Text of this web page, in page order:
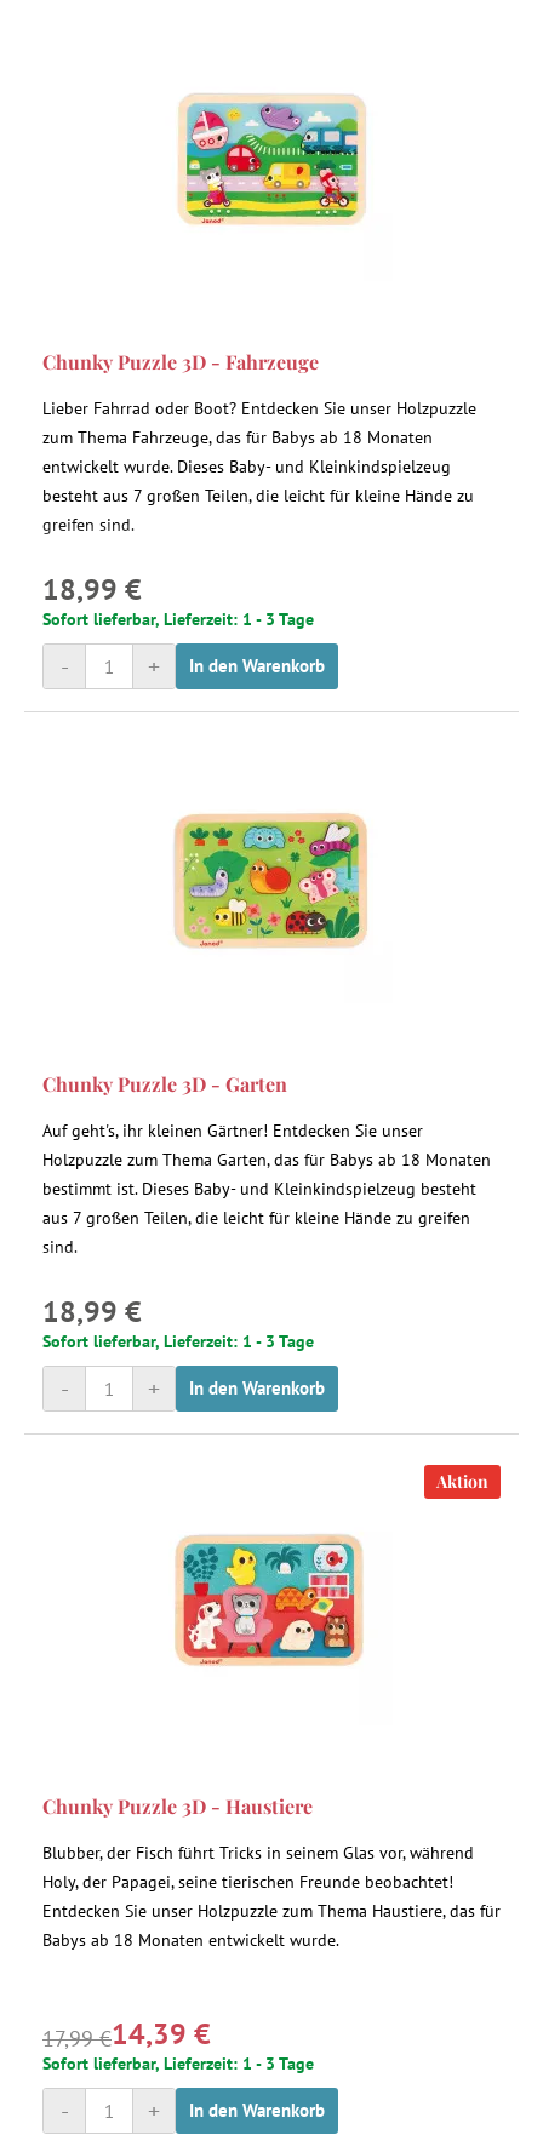
Chunky Puzzle 3D - Fahrzeuge
Lieber Fahrrad oder Boot? Entdecken Sie unser Holzpuzzle
zum Thema Fahrzeuge, das für Babys ab 18 Monaten
entwickelt wurde. Dieses Baby- und Kleinkindspielzeug
besteht aus 7 großen Teilen, die leicht für kleine Hände zu
greifen sind.
18,99 €
Sofort lieferbar, Lieferzeit: 1 - 3 Tage
+
- In den Warenkorb
Chunky Puzzle 3D - Garten
Auf geht's, ihr kleinen Gärtner! Entdecken Sie unser
Holzpuzzle zum Thema Garten, das für Babys ab 18 Monaten
bestimmt ist. Dieses Baby- und Kleinkindspielzeug besteht
aus 7 großen Teilen, die leicht für kleine Hände zu greifen
sind.
18,99 €
Sofort lieferbar, Lieferzeit: 1 - 3 Tage
+
- In den Warenkorb
Aktion
Chunky Puzzle 3D - Haustiere
Blubber, der Fisch führt Tricks in seinem Glas vor, während
Holy, der Papagei, seine tierischen Freunde beobachtet!
Entdecken Sie unser Holzpuzzle zum Thema Haustiere, das für
Babys ab 18 Monaten entwickelt wurde.
17,99 €14,39 €
Sofort lieferbar, Lieferzeit: 1 - 3 Tage
+
- In den Warenkorb